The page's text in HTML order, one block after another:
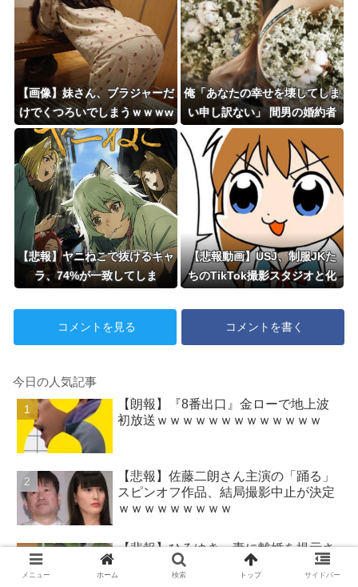
【画像】妹さん、ブラジャーだ
けでくつろいでしまうｗｗｗw
ｗｗｗｗｗｗｗｗ❤
俺「あなたの幸せを壊してしま
い申し訳ない」 間男の婚約者
「私は結婚する前でしたか
ら……..」 俺「そう言ってくだ
さると助かります」 間男婚約
者「でも本当は…」 そして離
婚後、間男婚約者と再会。語ら
れた本音とまさかの結果は…..
【悲報】ヤニねこで抜けるキャ
ラ、74%が一致してしま
【悲報動画】USJ、制服JKた
ちのTikTok撮影スタジオと化
3030】
コメントを見る コメントを書く
今日の人気記事
【朗報】『8番出口』金ローで地上波
初放送ｗｗｗｗｗｗｗｗｗｗｗｗｗ
【悲報】佐藤二朗さん主演の「踊る」
スピンオフ作品、結局撮影中止が決定
ｗｗｗｗｗｗｗｗｗ
【悲報】ひろゆき、妻に離婚を提示さ
れるｗｗｗｗｗｗｗｗｗｗｗｗｗｗｗ
メニュー ホーム 検索 トップ サイドバー